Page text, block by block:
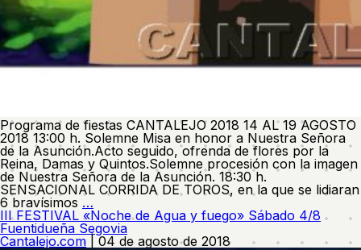
Programa de fiestas CANTALEJO 2018 14 AL 19 AGOSTO
2018 13:00 h. Solemne Misa en honor a Nuestra Señora
de la Asunción.Acto seguido, ofrenda de flores por la
Reina, Damas y Quintos.Solemne procesión con la imagen
de Nuestra Señora de la Asunción. 18:30 h.
SENSACIONAL CORRIDA DE TOROS, en la que se lidiaran
6 bravísimos …
de
Fiestas
Cantalejo
III FESTIVAL «Noche de Agua y fuego» Sábado 4/8
Fuentidueña Segovia
Cantalejo.com
04 de agosto de 2018